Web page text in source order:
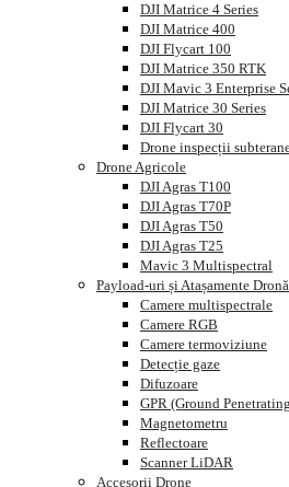
DJI Matrice 4 Series
DJI Matrice 400
DJI Flycart 100
DJI Matrice 350 RTK
DJI Mavic 3 Enterprise
DJI Matrice 30 Series
DJI Flycart 30
Drone inspecții
Drone Agricole
DJI Agras T100
DJI Agras T70P
DJI Agras T50
DJI Agras T25
Mavic 3 Multispectral
Payload-uri și Atașamente Dronă
Camere multispectrale
Camere RGB
Camere termoviziune
Detecție gaze
Difuzoare
GPR (Ground
Magnetometru
Reflectoare
Scanner LiDAR
Accesorii Drone